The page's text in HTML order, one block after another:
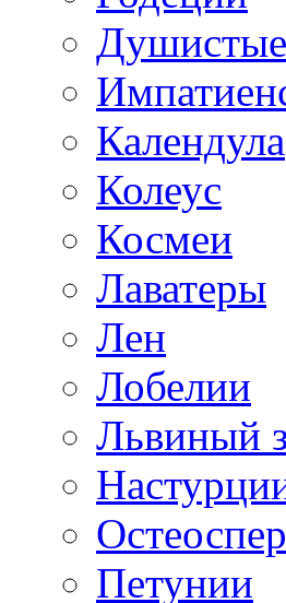
Календула
Колеус
Космеи
Лаватеры
Лен
Лобелии
Львиный
Петунии